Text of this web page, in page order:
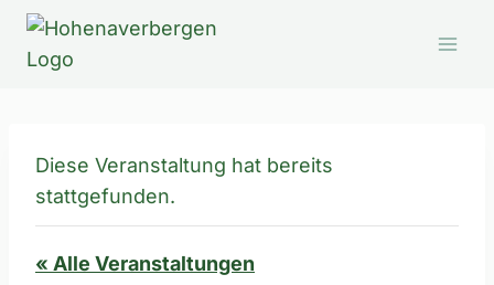
Zum
springen
Diese Veranstaltung hat bereits
stattgefunden.
« Alle Veranstaltungen